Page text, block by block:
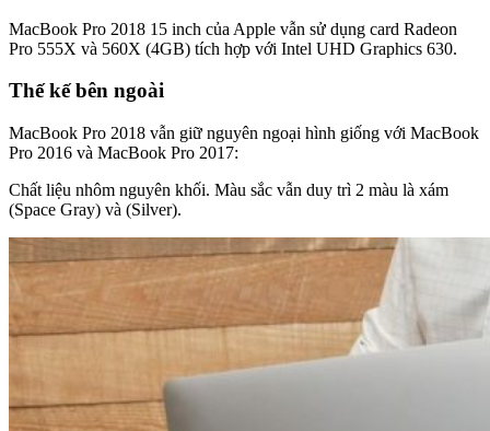
MacBook Pro 2018 15 inch của Apple vẫn sử dụng card Radeon
Pro 555X và 560X (4GB) tích hợp với Intel UHD Graphics 630.
Thế kế bên ngoài
MacBook Pro 2018 vẫn giữ nguyên ngoại hình giống với MacBook
Pro 2016 và MacBook Pro 2017:
Chất liệu nhôm nguyên khối. Màu sắc vẫn duy trì 2 màu là xám
(Space Gray) và (Silver).